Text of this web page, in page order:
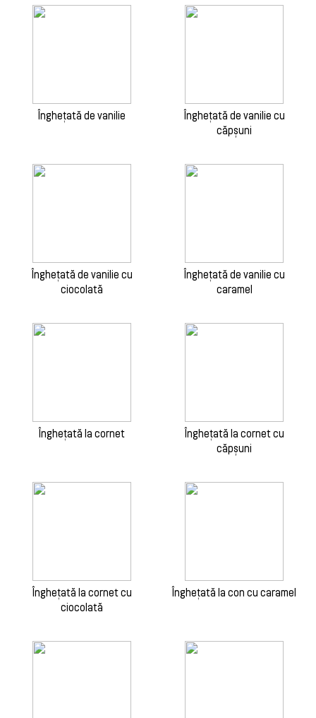
Înghețată de vanilie
Înghețată de vanilie cu
căpșuni
Înghețată de vanilie cu
ciocolată
Înghețată de vanilie cu
caramel
Înghețată la cornet
Înghețată la cornet cu
căpșuni
Înghețată la cornet cu
ciocolată
Înghețată la con cu caramel